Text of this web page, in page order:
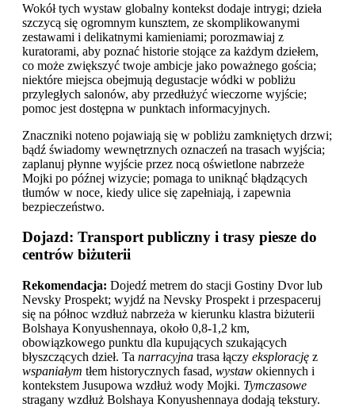
Wokół tych wystaw globalny kontekst dodaje intrygi; dzieła
szczycą się ogromnym kunsztem, ze skomplikowanymi
zestawami i delikatnymi kamieniami; porozmawiaj z
kuratorami, aby poznać historie stojące za każdym dziełem,
co może zwiększyć twoje ambicje jako poważnego gościa;
niektóre miejsca obejmują degustacje wódki w pobliżu
przyległych salonów, aby przedłużyć wieczorne wyjście;
pomoc jest dostępna w punktach informacyjnych.
Znaczniki noteno pojawiają się w pobliżu zamkniętych drzwi;
bądź świadomy wewnętrznych oznaczeń na trasach wyjścia;
zaplanuj płynne wyjście przez nocą oświetlone nabrzeże
Mojki po późnej wizycie; pomaga to uniknąć błądzących
tłumów w noce, kiedy ulice się zapełniają, i zapewnia
bezpieczeństwo.
Dojazd: Transport publiczny i trasy piesze do
centrów biżuterii
Rekomendacja: Dojedź metrem do stacji Gostiny Dvor lub
Nevsky Prospekt; wyjdź na Nevsky Prospekt i przespaceruj
się na północ wzdłuż nabrzeża w kierunku klastra biżuterii
Bolshaya Konyushennaya, około 0,8-1,2 km,
obowiązkowego punktu dla kupujących szukających
błyszczących dzieł. Ta narracyjna trasa łączy eksplorację z
wspaniałym tłem historycznych fasad, wystaw okiennych i
kontekstem Jusupowa wzdłuż wody Mojki. Tymczasowe
stragany wzdłuż Bolshaya Konyushennaya dodają tekstury.